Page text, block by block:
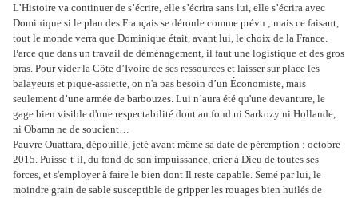
L’Histoire va continuer de s’écrire, elle s’écrira sans lui, elle s’écrira avec
Dominique si le plan des Français se déroule comme prévu ; mais ce faisant,
tout le monde verra que Dominique était, avant lui, le choix de la France.
Parce que dans un travail de déménagement, il faut une logistique et des gros
bras. Pour vider la Côte d’Ivoire de ses ressources et laisser sur place les
balayeurs et pique-assiette, on n'a pas besoin d’un Économiste, mais
seulement d’une armée de barbouzes. Lui n’aura été qu'une devanture, le
gage bien visible d'une respectabilité dont au fond ni Sarkozy ni Hollande,
ni Obama ne de soucient…
Pauvre Ouattara, dépouillé, jeté avant même sa date de péremption : octobre
2015. Puisse-t-il, du fond de son impuissance, crier à Dieu de toutes ses
forces, et s'employer à faire le bien dont Il reste capable. Semé par lui, le
moindre grain de sable susceptible de gripper les rouages bien huilés de